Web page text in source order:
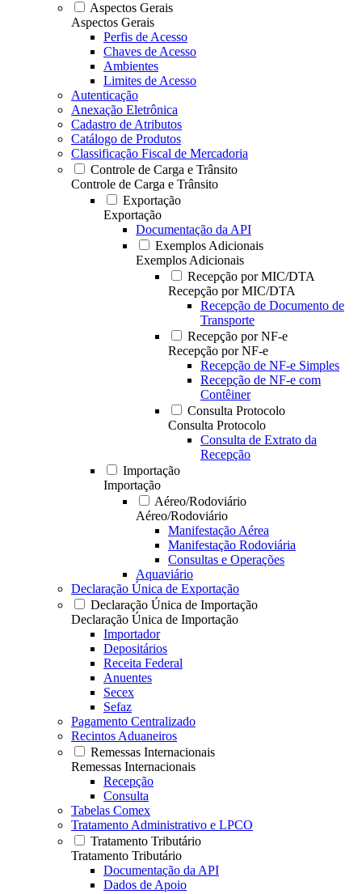
Aspectos Gerais
Aspectos Gerais
Perfis de Acesso
Chaves de Acesso
Ambientes
Limites de Acesso
Autenticação
Anexação Eletrônica
Cadastro de Atributos
Catálogo de Produtos
Classificação Fiscal de Mercadoria
Controle de Carga e Trânsito
Controle de Carga e Trânsito
Exportação
Exportação
Documentação da API
Exemplos Adicionais
Exemplos Adicionais
Recepção por MIC/DTA
Recepção por MIC/DTA
Recepção de Documento de
Transporte
Recepção por NF-e
Recepção por NF-e
Recepção de NF-e Simples
Recepção de NF-e com
Contêiner
Consulta Protocolo
Consulta Protocolo
Consulta de Extrato da
Recepção
Importação
Importação
Aéreo/Rodoviário
Aéreo/Rodoviário
Manifestação Aérea
Manifestação Rodoviária
Consultas e Operações
Aquaviário
Declaração Única de Exportação
Declaração Única de Importação
Declaração Única de Importação
Importador
Depositários
Receita Federal
Anuentes
Secex
Sefaz
Pagamento Centralizado
Recintos Aduaneiros
Remessas Internacionais
Remessas Internacionais
Recepção
Consulta
Tabelas Comex
Tratamento Administrativo e LPCO
Tratamento Tributário
Tratamento Tributário
Documentação da API
Dados de Apoio